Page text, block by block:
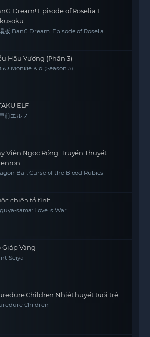
Dream! Episode of Roselia I:
版 BanG Dream! Episode of Roselia
Hầu Vương (Phần 3)
Monkie Kid (Season 3)
ELF
前エルフ
Viên Ngọc Rồng: Truyền Thuyết
Ball: Curse of the Blood Rubies
chiến tỏ tình
sama: Love Is War
Giáp Vàng
Seiya
Children Nhiệt huyết tuổi trẻ
Children